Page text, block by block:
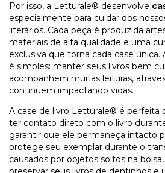
Por isso, a Letturale® desenvolve
especialmente para cuidar dos
literários. Cada peça é produzida
materiais de alta qualidade e uma
exclusiva que torna cada case
é simples: manter seus livros bem
acompanhem muitas leituras,
continuem impactando vidas.
A case de livro Letturale® é perfeita
ter contato direto com o livro
garantir que ele permaneça intacto
protege seu exemplar durante o
causados por objetos soltos na